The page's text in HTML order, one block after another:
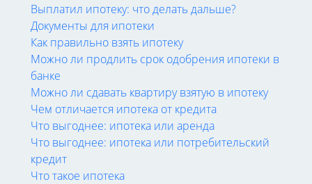
Выплатил ипотеку: что делать дальше?
Документы для ипотеки
Как правильно взять ипотеку
Можно ли продлить срок одобрения ипотеки в
банке
Можно ли сдавать квартиру взятую в ипотеку
Чем отличается ипотека от кредита
Что выгоднее: ипотека или аренда
Что выгоднее: ипотека или потребительский
кредит
Что такое ипотека